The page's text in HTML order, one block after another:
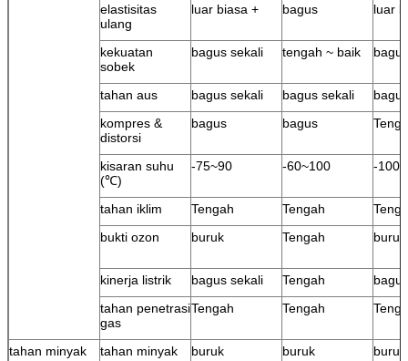
elastisitas
ulang
luar biasa + bagus luar
kekuatan
sobek
bagus sekali tengah ~ baik bagus
tahan aus bagus sekali bagus sekali
kompres &
distorsi
bagus bagus
kisaran suhu
(℃)
-75~90 -60~100 -
tahan iklim Tengah Tengah
bukti ozon
buruk Tengah buruk
kinerja listrik bagus sekali Tengah
bagus
tahan penetrasi
gas
Tengah Tengah
tahan minyak
tahan minyak buruk buruk buruk